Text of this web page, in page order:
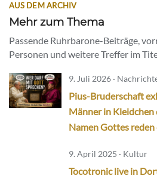
AUS DEM ARCHIV
Mehr zum Thema
Passende Ruhrbarone-Beiträge,
Personen und weitere Treffer im
9. Juli 2026 ·
Pius-Bruderschaft
Männer in
Namen Gottes reden
9. April 2025 · Kultur
Tocotronic live in